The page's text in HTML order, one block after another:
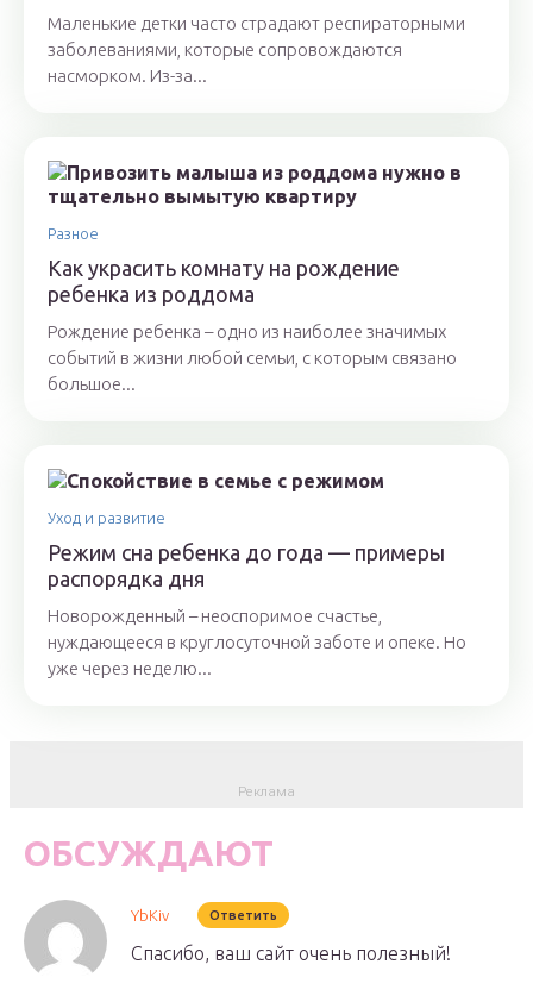
Маленькие детки часто страдают респираторными
заболеваниями, которые сопровождаются
насморком. Из-за...
Разное
Как украсить комнату на рождение
ребенка из роддома
Рождение ребенка – одно из наиболее значимых
событий в жизни любой семьи, с которым связано
большое...
Уход и развитие
Режим сна ребенка до года — примеры
распорядка дня
Новорожденный – неоспоримое счастье,
нуждающееся в круглосуточной заботе и опеке. Но
уже через неделю...
ОБСУЖДАЮТ
YbKiv Ответить
Спасибо, ваш сайт очень полезный!